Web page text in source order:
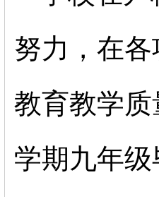
努力，在
教育教学
学期九年